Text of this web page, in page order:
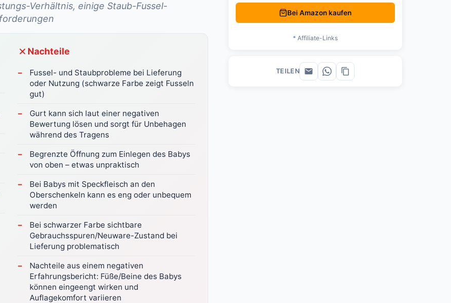
Verhältnis, einige Staub-Fussel-
Nachteile
Fussel- und Staubprobleme bei Lieferung
oder Nutzung (schwarze Farbe zeigt Fusseln
gut)
Gurt kann sich laut einer negativen
Bewertung lösen und sorgt für Unbehagen
während des Tragens
Begrenzte Öffnung zum Einlegen des Babys
von oben – etwas unpraktisch
Bei Babys mit Speckfleisch an den
Oberschenkeln kann es eng oder unbequem
werden
Bei schwarzer Farbe sichtbare
Gebrauchsspuren/Neuware-Zustand bei
Lieferung problematisch
Nachteile aus einem negativen
Erfahrungsbericht: Füße/Beine des Babys
können eingeengt wirken und
Auflagekomfort variieren
Bei Amazon kaufen
* Affiliate-Links
TEILEN